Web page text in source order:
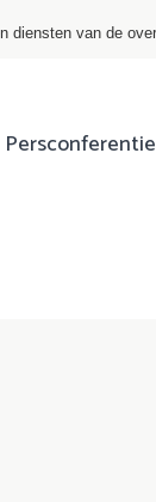
diensten van de